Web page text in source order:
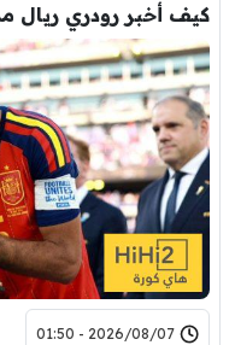
كيف أخبر رودري ريال
2026/08/07 - 01:50